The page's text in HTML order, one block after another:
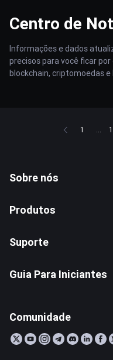
Centro de
Informações e dados
precisos para você ficar
blockchain, criptomoedas e
1 ...
Sobre nós
Produtos
Suporte
Guia Para Iniciantes
Comunidade